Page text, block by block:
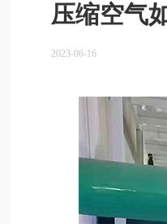
压缩空气
2023-06-16